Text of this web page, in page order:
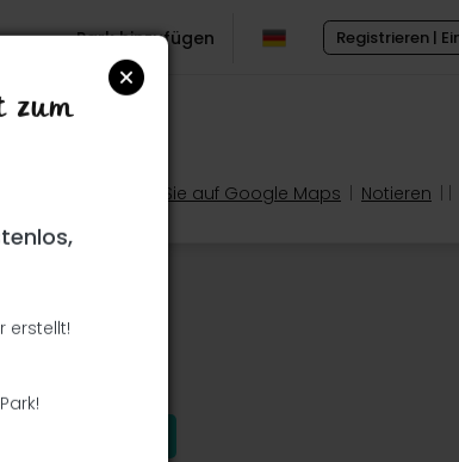
Registrieren |
Park hinzufügen
Suchen Sie auf Google Maps Notieren
jouer !
!
zum
erstellt!